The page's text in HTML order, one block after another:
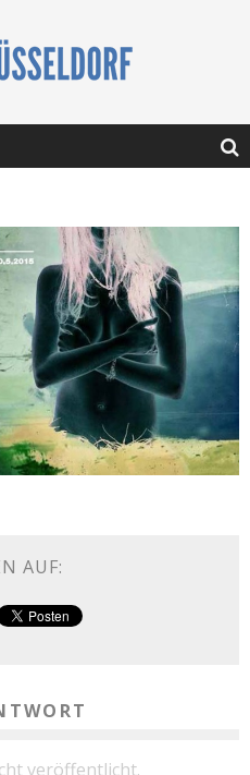
AUF:
veröffentlicht.